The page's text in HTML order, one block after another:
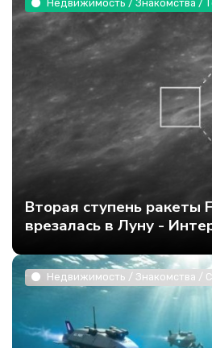
Недвижимость / Знакомства /
Вторая ступень ракеты
врезалась в Луну -
Недвижимость / Знакомства /